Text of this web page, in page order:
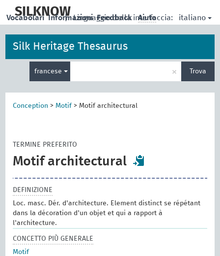
main
SILKNOW
| Linguaggio della interfaccia: italiano
Vocabolari Informazioni Feedback Aiuto
Silk Heritage Thesaurus
francese
per
la
× Trova
Conception > Motif > Motif architectural
TERMINE PREFERITO
Motif architectural
DEFINIZIONE
Loc. masc. Dér. d'architecture. Element distinct se répétant
dans la décoration d'un objet et qui a rapport à
l'architecture.
CONCETTO PIÙ GENERALE
Motif